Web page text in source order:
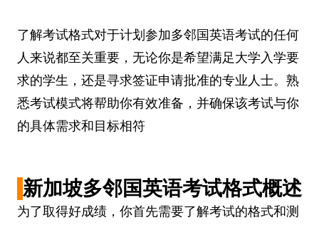
了解考试格式对于计划参加多邻国英语考试的任何
人来说都至关重要，无论你是希望满足大学入学要
求的学生，还是寻求签证申请批准的专业人士。熟
悉考试模式将帮助你有效准备，并确保该考试与你
的具体需求和目标相符
新加坡多邻国英语考试格式概述
为了取得好成绩，你首先需要了解考试的格式和测